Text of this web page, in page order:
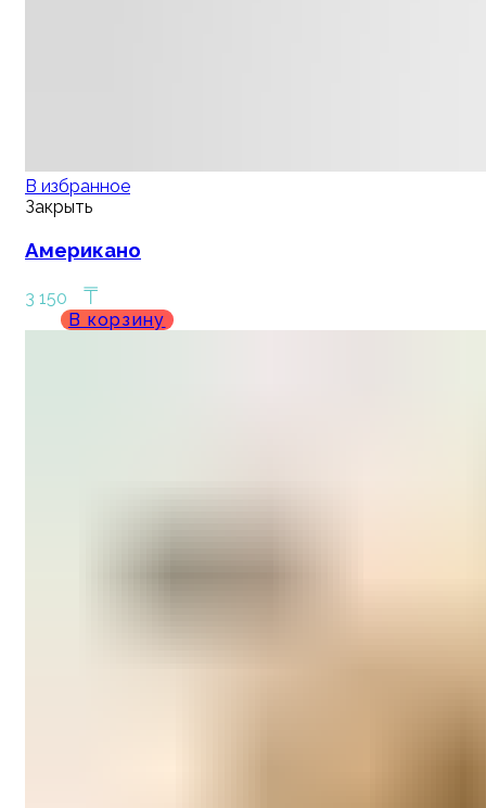
В избранное
Закрыть
Американо
3 150 ₸
В корзину